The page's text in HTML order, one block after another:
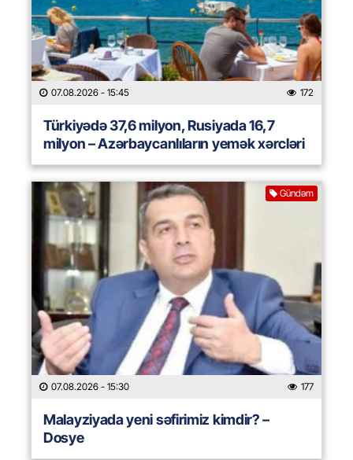
07.08.2026 - 15:45 172
Türkiyədə 37,6 milyon, Rusiyada 16,7
milyon – Azərbaycanlıların yemək xərcləri
Gündəm
07.08.2026 - 15:30 177
Malayziyada yeni səfirimiz kimdir? –
Dosye